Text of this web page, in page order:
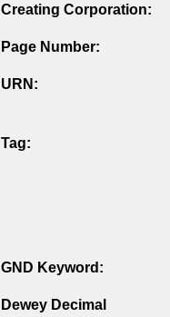
Creating Corporation:
Page Number:
URN:
Tag:
GND Keyword:
Dewey Decimal